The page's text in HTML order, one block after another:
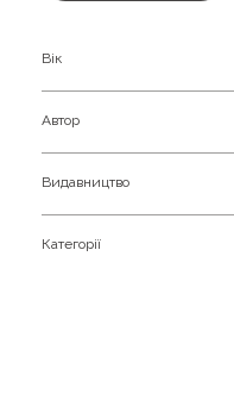
Вік
Автор
Руні Саллі
Видавництво
Категорії